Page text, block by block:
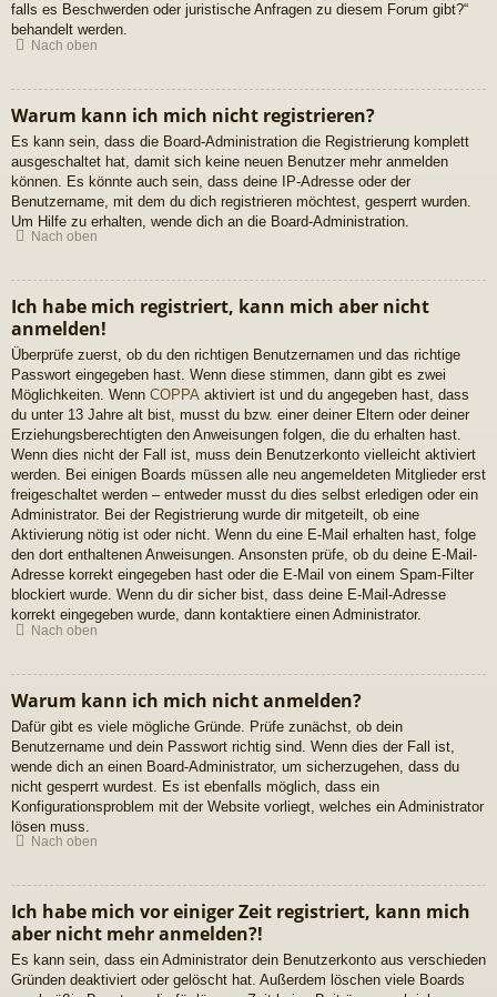
falls es Beschwerden oder juristische Anfragen zu diesem Forum gibt?“
behandelt werden.
Nach oben
Warum kann ich mich nicht registrieren?
Es kann sein, dass die Board-Administration die Registrierung komplett
ausgeschaltet hat, damit sich keine neuen Benutzer mehr anmelden
können. Es könnte auch sein, dass deine IP-Adresse oder der
Benutzername, mit dem du dich registrieren möchtest, gesperrt wurden.
Um Hilfe zu erhalten, wende dich an die Board-Administration.
Nach oben
Ich habe mich registriert, kann mich aber nicht
anmelden!
Überprüfe zuerst, ob du den richtigen Benutzernamen und das richtige
Passwort eingegeben hast. Wenn diese stimmen, dann gibt es zwei
Möglichkeiten. Wenn COPPA aktiviert ist und du angegeben hast, dass
du unter 13 Jahre alt bist, musst du bzw. einer deiner Eltern oder deiner
Erziehungsberechtigten den Anweisungen folgen, die du erhalten hast.
Wenn dies nicht der Fall ist, muss dein Benutzerkonto vielleicht aktiviert
werden. Bei einigen Boards müssen alle neu angemeldeten Mitglieder erst
freigeschaltet werden – entweder musst du dies selbst erledigen oder ein
Administrator. Bei der Registrierung wurde dir mitgeteilt, ob eine
Aktivierung nötig ist oder nicht. Wenn du eine E-Mail erhalten hast, folge
den dort enthaltenen Anweisungen. Ansonsten prüfe, ob du deine E-Mail-
Adresse korrekt eingegeben hast oder die E-Mail von einem Spam-Filter
blockiert wurde. Wenn du dir sicher bist, dass deine E-Mail-Adresse
korrekt eingegeben wurde, dann kontaktiere einen Administrator.
Nach oben
Warum kann ich mich nicht anmelden?
Dafür gibt es viele mögliche Gründe. Prüfe zunächst, ob dein
Benutzername und dein Passwort richtig sind. Wenn dies der Fall ist,
wende dich an einen Board-Administrator, um sicherzugehen, dass du
nicht gesperrt wurdest. Es ist ebenfalls möglich, dass ein
Konfigurationsproblem mit der Website vorliegt, welches ein Administrator
lösen muss.
Nach oben
Ich habe mich vor einiger Zeit registriert, kann mich
aber nicht mehr anmelden?!
Es kann sein, dass ein Administrator dein Benutzerkonto aus verschieden
Gründen deaktiviert oder gelöscht hat. Außerdem löschen viele Boards